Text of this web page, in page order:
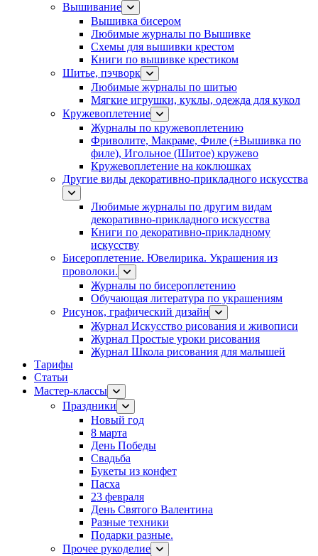
Вышивание
Вышивка бисером
Любимые журналы по Вышивке
Схемы для вышивки крестом
Книги по вышивке крестиком
Шитье, пэчворк
Любимые журналы по шитью
Мягкие игрушки, куклы, одежда для кукол
Кружевоплетение
Журналы по кружевоплетению
Фриволите, Макраме, Филе (+Вышивка по
филе), Игольное (Шитое) кружево
Кружевоплетение на коклюшках
Другие виды декоративно-прикладного искусства
Любимые журналы по другим видам
декоративно-прикладного искусства
Книги по декоративно-прикладному
искусству
Бисероплетение. Ювелирика. Украшения из
проволоки.
Журналы по бисероплетению
Обучающая литература по украшениям
Рисунок, графический дизайн
Журнал Искусство рисования и живописи
Журнал Простые уроки рисования
Журнал Школа рисования для малышей
Тарифы
Статьи
Мастер-классы
Праздники
Новый год
8 марта
День Победы
Свадьба
Букеты из конфет
Пасха
23 февраля
День Святого Валентина
Разные техники
Подарки разные.
Прочее рукоделие